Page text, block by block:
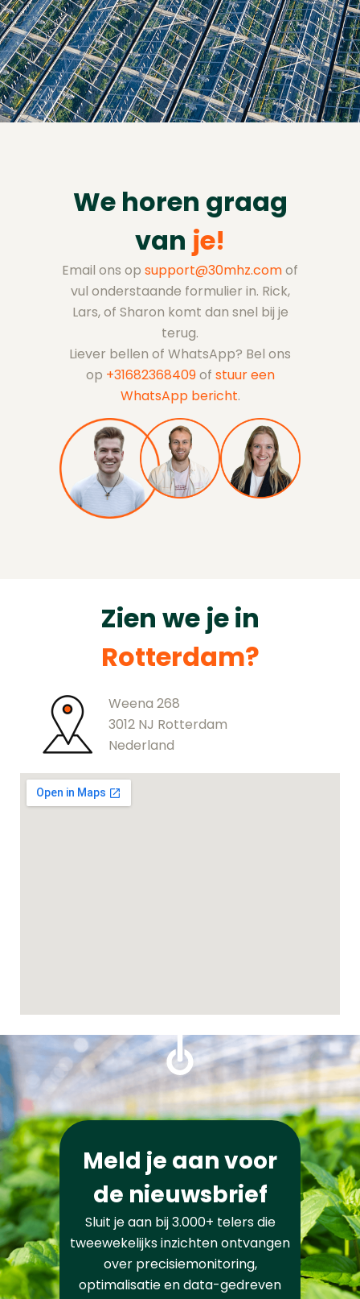
We horen graag
van je!
Email ons op support@30mhz.comof
vul onderstaande formulier in. Rick,
Lars, of Sharon komt dan snel bij je
terug.
Liever bellen of WhatsApp? Bel ons
op +31682368409of stuur een
WhatsApp bericht.
Zien we je in
Rotterdam?
Weena 268
3012 NJ Rotterdam
Nederland
Meld je aan voor
de nieuwsbrief
Sluit je aan bij 3.000+ telers die
tweewekelijks inzichten ontvangen
over precisiemonitoring,
optimalisatie en data-gedreven